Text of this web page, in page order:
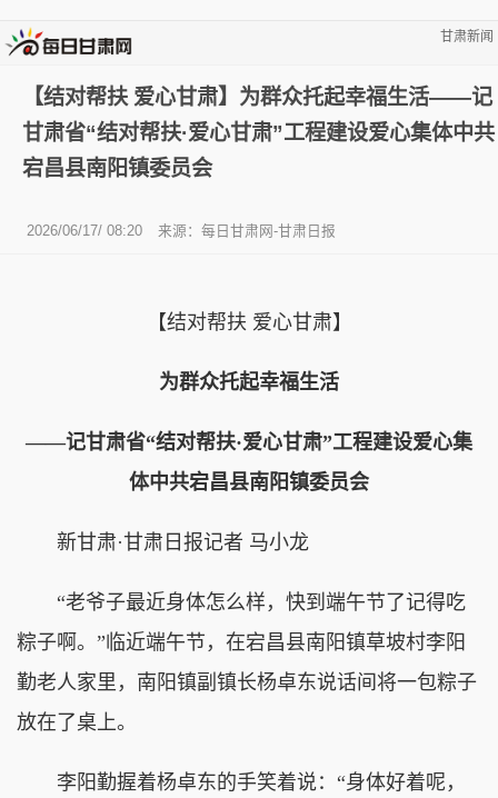
甘肃新闻
【结对帮扶 爱心甘肃】为群众托起幸福生活——记
甘肃省“结对帮扶·爱心甘肃”工程建设爱心集体中共
宕昌县南阳镇委员会
2026/06/17/ 08:20 来源：每日甘肃网-甘肃日报
【结对帮扶 爱心甘肃】
为群众托起幸福生活
——记甘肃省“结对帮扶·爱心甘肃”工程建设爱心集
体中共宕昌县南阳镇委员会
新甘肃·甘肃日报记者 马小龙
“老爷子最近身体怎么样，快到端午节了记得吃
粽子啊。”临近端午节，在宕昌县南阳镇草坡村李阳
勤老人家里，南阳镇副镇长杨卓东说话间将一包粽子
放在了桌上。
李阳勤握着杨卓东的手笑着说：“身体好着呢，